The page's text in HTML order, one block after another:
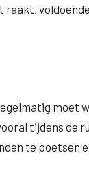
raakt,
moet
tijdens de
te poetsen